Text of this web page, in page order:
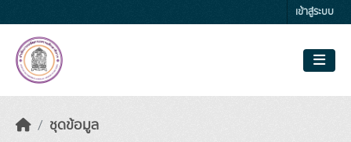
เข้าสู่ระบบ
ชุดข้อมูล